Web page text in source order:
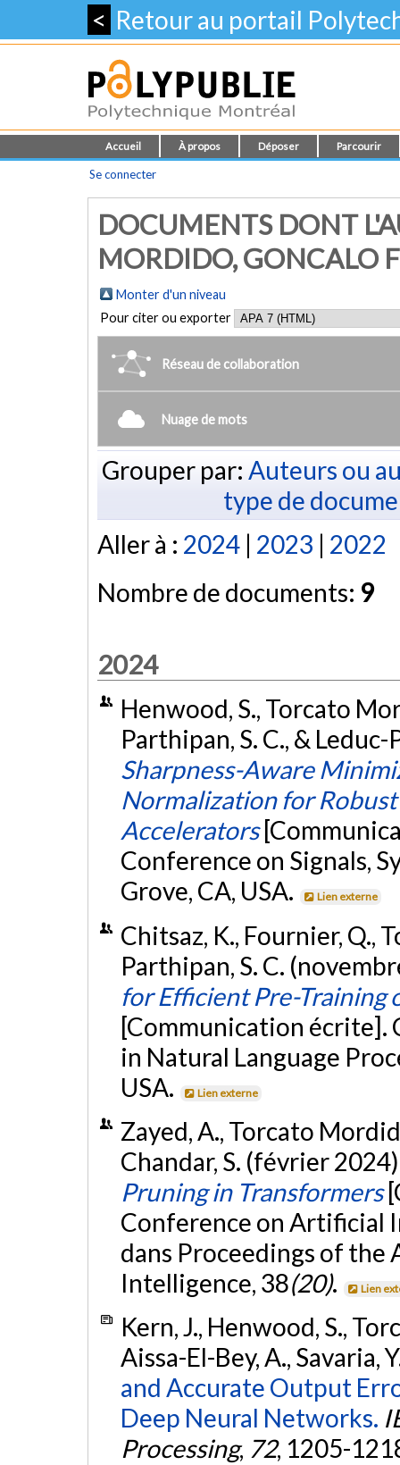
< Retour au portail
Accueil À propos Déposer Parcourir
Se connecter
DOCUMENTS DONT
MORDIDO, GONCALO
Monter d'un niveau
Pour citer ou exporter
Réseau de collaboration
Nuage de mots
Grouper par: Auteurs ou
type de
Aller à : 2024 | 2023 | 2022
Nombre de documents: 9
2024
Henwood, S., Torcato
Parthipan, S. C., &
Sharpness-Aware
Normalization for
Accelerators
Conference on Signals,
Grove, CA, USA.
Lien externe
Chitsaz, K., Fournier, Q.,
Parthipan, S. C.
for Efficient Pre-Training
[Communication écrite].
in Natural Language
USA.
Lien externe
Zayed, A., Torcato
Chandar, S. (février
Pruning in Transformers
Conference on Artificial
dans Proceedings of
Intelligence, 38(20). Lien
Kern, J., Henwood, S.,
Aissa-El-Bey, A., Savaria,
and Accurate Output
Deep Neural Networks.
Processing, 72, 1205-